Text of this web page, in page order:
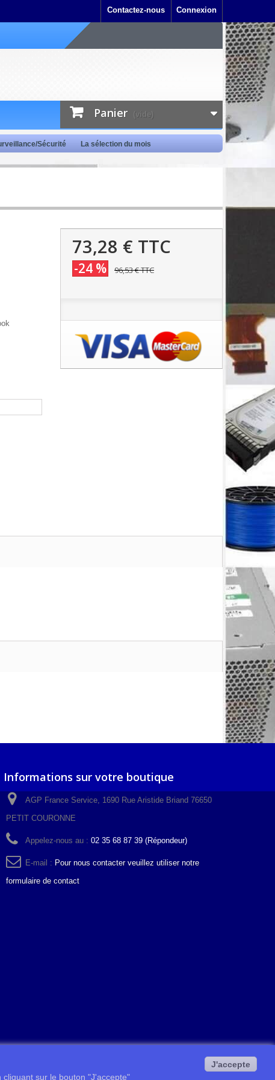
Connexion
Contactez-nous
Panier (vide)
Sécurité La sélection du mois
73,28 € TTC
-24 % 96,53 €TTC
Informations sur votre boutique
AGP France Service, 1690 Rue Aristide Briand 76650
PETIT COURONNE
Appelez-nous au : 02 35 68 87 39 (Répondeur)
E-mail : Pour nous contacter veuillez utiliser notre
formulaire de contact
sur le bouton "J'accepte"
J'accepte